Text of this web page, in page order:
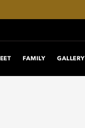
FAMILY GALLERY